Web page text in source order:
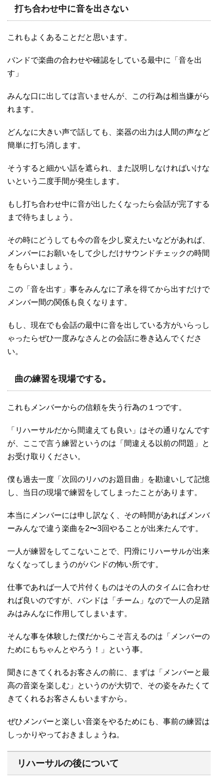
打ち合わせ中に音を出さない
これもよくあることだと思います。
バンドで楽曲の合わせや確認をしている最中に「音を出
す」
みんな口に出しては言いませんが、この行為は相当嫌がら
れます。
どんなに大きい声で話しても、楽器の出力は人間の声など
簡単に打ち消します。
そうすると細かい話を遮られ、また説明しなければいけな
いという二度手間が発生します。
もし打ち合わせ中に音が出したくなったら会話が完了する
まで待ちましょう。
その時にどうしても今の音を少し変えたいなどがあれば、
メンバーにお願いをして少しだけサウンドチェックの時間
をもらいましょう。
この「音を出す」事をみんなに了承を得てから出すだけで
メンバー間の関係も良くなります。
もし、現在でも会話の最中に音を出している方がいらっし
ゃったらぜひ一度みなさんとの会話に巻き込んでくださ
い。
曲の練習を現場でする。
これもメンバーからの信頼を失う行為の１つです。
「リハーサルだから間違えても良い」はその通りなんです
が、ここで言う練習というのは「間違える以前の問題」と
お受け取りください。
僕も過去一度「次回のリハのお題目曲」を勘違いして記憶
し、当日の現場で練習をしてしまったことがあります。
本当にメンバーには申し訳なく、その時間があればメンバ
ーみんなで違う楽曲を2〜3回やることが出来たんです。
一人が練習をしてこないことで、円滑にリハーサルが出来
なくなってしまうのがバンドの怖い所です。
仕事であれば一人で片付くものはその人のタイムに合わせ
れば良いのですが、バンドは「チーム」なので一人の足踏
みはみんなに作用してしまいます。
そんな事を体験した僕だからこそ言えるのは「メンバーの
ためにもちゃんとやろう！」という事。
聞きにきてくれるお客さんの前に、まずは「メンバーと最
高の音楽を楽しむ」というのが大切で、その姿をみたくて
きてくれるお客さんもいますから。
ぜひメンバーと楽しい音楽をやるためにも、事前の練習は
しっかりやっておきましょうね。
リハーサルの後について